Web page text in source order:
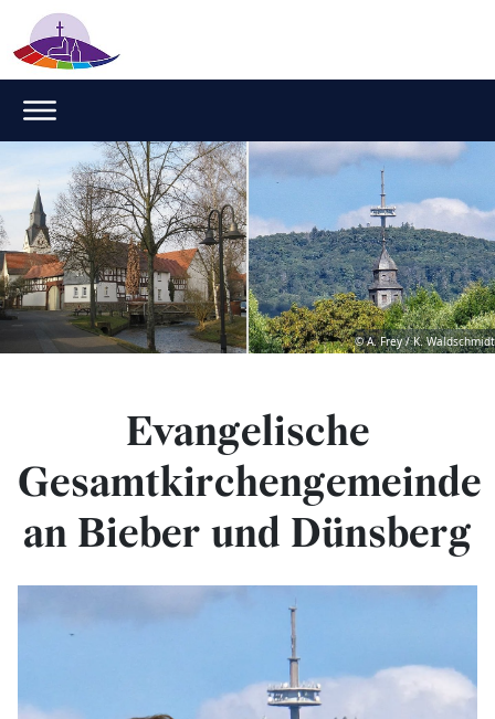
© A. Frey / K. Waldschmidt
Evangelische
Gesamtkirchengemeinde
an Bieber und Dünsberg